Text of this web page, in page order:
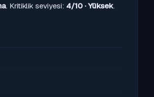
. Kritiklik seviyesi: 4/10 · Yüksek.